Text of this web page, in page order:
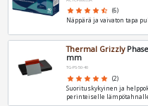
star star star star star_half (6)
Näppärä ja vaivaton tapa
Thermal Grizzly
mm
TG-PS-50-40
star star star star star (2)
Suorituskykyinen ja
perinteiselle